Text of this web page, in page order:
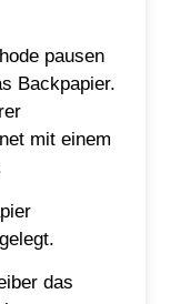
pausen
Backpapier.
mit einem
das